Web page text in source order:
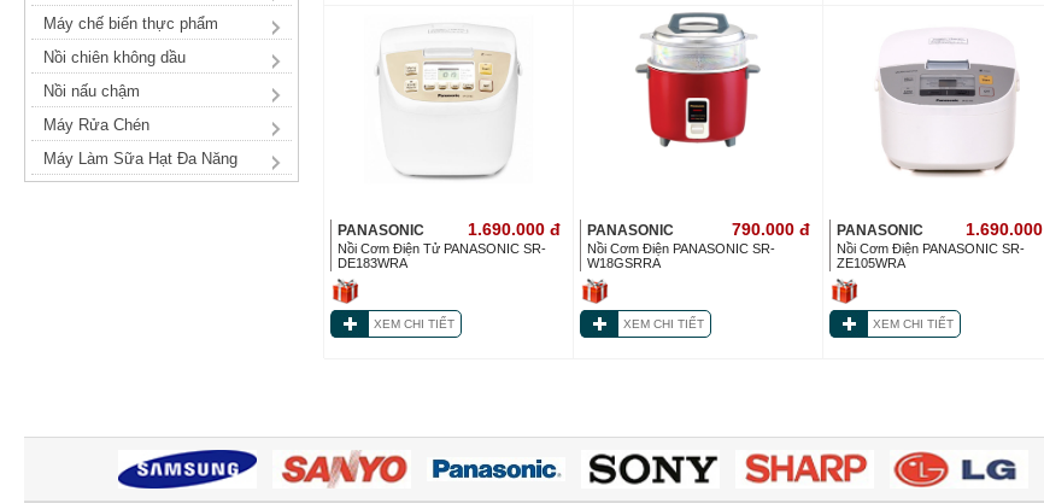
Máy chế biến thực phẩm
Nồi chiên không dầu
Nồi nấu chậm
Máy Rửa Chén
Máy Làm Sữa Hạt Đa Năng
PANASONIC 1.690.000 đ
Nồi Cơm Điện Tử PANASONIC SR-
DE183WRA
XEM CHI TIẾT
PANASONIC 790.000 đ
Nồi Cơm Điện PANASONIC SR-
W18GSRRA
XEM CHI TIẾT
PANASONIC 1.690.000
Nồi Cơm Điện PANASONIC SR-
ZE105WRA
XEM CHI TIẾT